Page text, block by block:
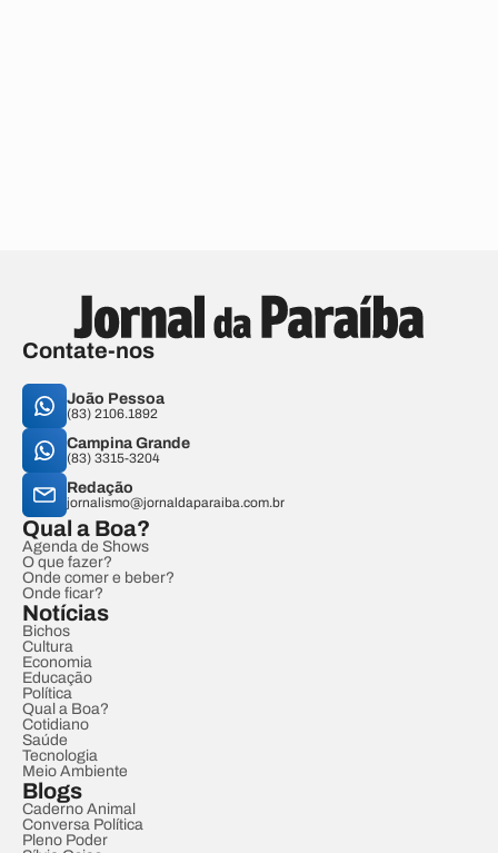
Contate-nos
João Pessoa
(83) 2106.1892
Campina Grande
(83) 3315-3204
Redação
jornalismo@jornaldaparaiba.com.br
Qual a Boa?
Agenda de Shows
O que fazer?
Onde comer e beber?
Onde ficar?
Notícias
Bichos
Cultura
Economia
Educação
Política
Qual a Boa?
Cotidiano
Saúde
Tecnologia
Meio Ambiente
Blogs
Caderno Animal
Conversa Política
Pleno Poder